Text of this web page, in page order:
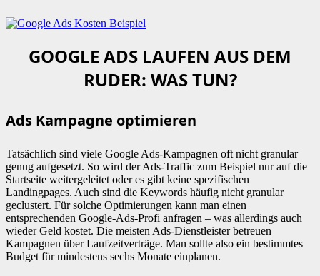
GOOGLE ADS LAUFEN AUS DEM
RUDER: WAS TUN?
Ads Kampagne optimieren
Tatsächlich sind viele Google Ads-Kampagnen oft nicht granular
genug aufgesetzt. So wird der Ads-Traffic zum Beispiel nur auf die
Startseite weitergeleitet oder es gibt keine spezifischen
Landingpages. Auch sind die Keywords häufig nicht granular
geclustert. Für solche Optimierungen kann man einen
entsprechenden Google-Ads-Profi anfragen – was allerdings auch
wieder Geld kostet. Die meisten Ads-Dienstleister betreuen
Kampagnen über Laufzeitverträge. Man sollte also ein bestimmtes
Budget für mindestens sechs Monate einplanen.